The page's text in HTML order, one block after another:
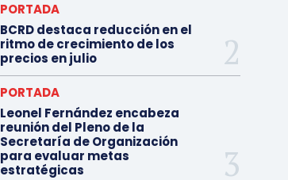
PORTADA
BCRD destaca reducción en el
ritmo de crecimiento de los
precios en julio
PORTADA
Leonel Fernández encabeza
reunión del Pleno de la
Secretaría de Organización
para evaluar metas
estratégicas